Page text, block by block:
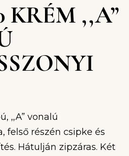
KRÉM ,,A”
,,A” vonalú
felső részén csipke és
Hátulján zipzáras. Két